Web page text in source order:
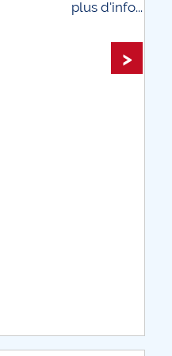
plus d'info...
>